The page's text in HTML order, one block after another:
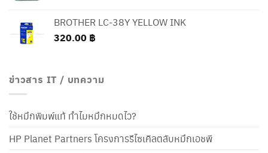
BROTHER LC-38Y YELLOW INK
320.00 ฿
ข่าวสาร IT / บทความ
ใช้หมึกพิมพ์แท้ ทำไมหมึกหมดไว?
HP Planet Partners โครงการรีไซเคิลตลับหมึกเอชพี